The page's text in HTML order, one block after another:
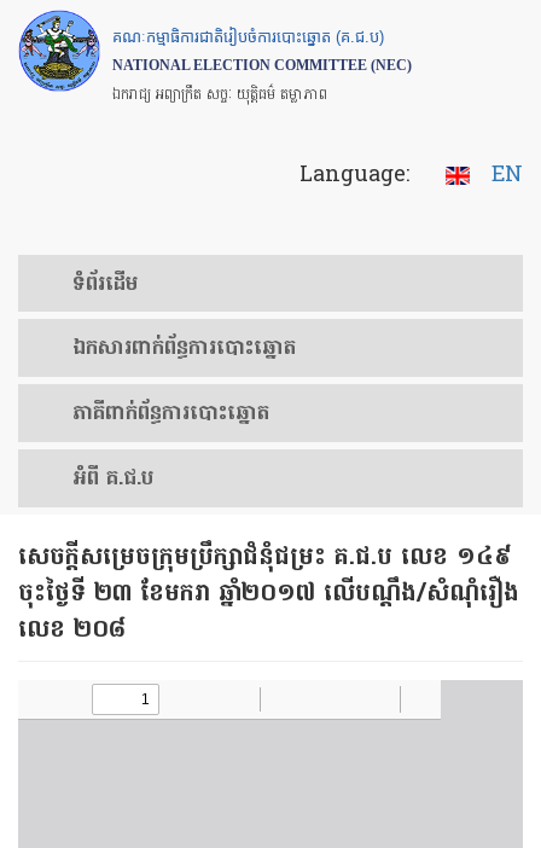
Skip
to
main
គណៈកម្មាធិការជាតិរៀបចំការបោះឆ្នោត (គ.ជ.ប)
NATIONAL ELECTION COMMITTEE (NEC)
ឯករាជ្យ អព្យាក្រឹត សច្ចៈ យុត្តិធម៌ តម្លាភាព
Language: EN
ទំព័រ​ដើម
ឯកសារ​ពាក់ព័ន្ធ​ការ​បោះឆ្នោត
​ភាគីពាក់ព័ន្ធ​​ការ​បោះឆ្នោត
អំពី គ.ជ.ប
សេចក្តីសម្រេចក្រុមប្រឹក្សាជំនុំជម្រះ គ.ជ.ប លេខ ១៤៩
ចុះថ្ងៃទី ២៣ ខែមករា ឆ្នាំ២០១៧ លើ​បណ្តឹង​/​សំណុំរឿង
លេខ ២០៨